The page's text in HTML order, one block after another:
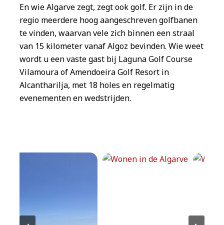
En wie Algarve zegt, zegt ook golf. Er zijn in de
regio meerdere hoog aangeschreven golfbanen
te vinden, waarvan vele zich binnen een straal
van 15 kilometer vanaf Algoz bevinden. Wie weet
wordt u een vaste gast bij Laguna Golf Course
Vilamoura of Amendoeira Golf Resort in
Alcantharilja, met 18 holes en regelmatig
evenementen en wedstrijden.